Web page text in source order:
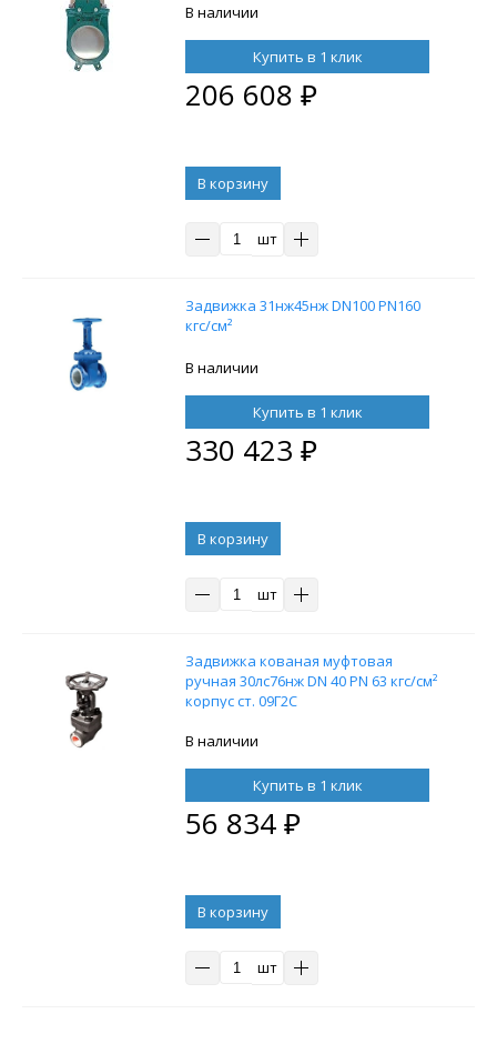
В наличии
Купить в 1 клик
206 608 ₽
В корзину
шт
Задвижка 31нж45нж DN100 PN160
кгс/см²
В наличии
Купить в 1 клик
330 423 ₽
В корзину
шт
Задвижка кованая муфтовая
ручная 30лс76нж DN 40 PN 63 кгс/см²
корпус ст. 09Г2С
В наличии
Купить в 1 клик
56 834₽
В корзину
шт